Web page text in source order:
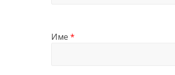
Име *